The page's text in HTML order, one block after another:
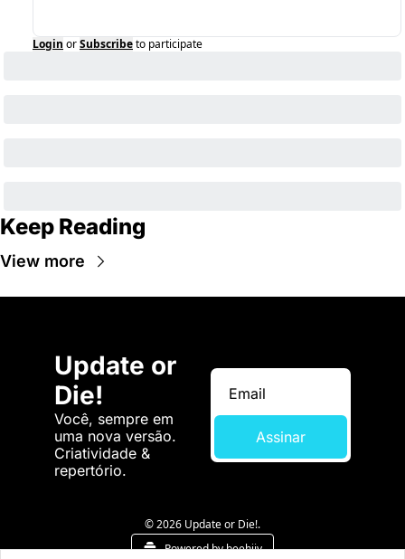
Login orSubscribeto participate
Keep Reading
View more
Update or
Die!
Você, sempre em
uma nova versão.
Criatividade &
repertório.
Assinar
© 2026 Update or Die!.
Powered by beehiiv